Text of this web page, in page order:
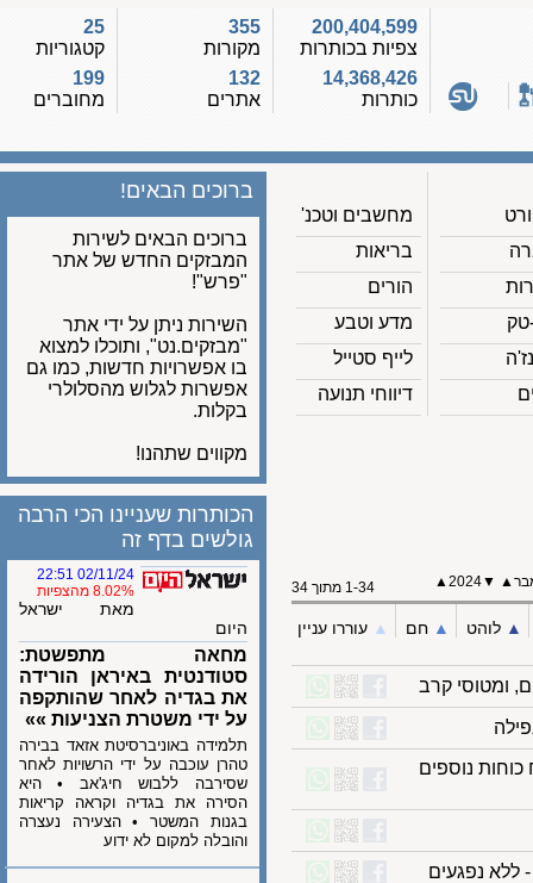
200,404,599
צפיות בכותרות
14,368,426
כותרות
355
מקורות
132
אתרים
קטגוריות
199
מחוברים
מחשבים וטכנ'
בריאות
הורים
מדע וטבע
לייף סטייל
דיווחי תנועה
ברוכים הבאים!
ברוכים הבאים לשירות
המבזקים החדש של אתר
"פרש"!
השירות ניתן על ידי אתר
"מבזקים.נט", ותוכלו למצוא
בו אפשרויות חדשות, כמו גם
אפשרות לגלוש מהסלולרי
בקלות.
מקווים שתהנו!
▼
2024
▲ 1-34 מתוך 34
לוהט ▲︎ חם ▲︎ עוררו עניין
נוספים
נפגעים
הכותרות שעניינו הכי הרבה
גולשים בדף זה
02/11/24 22:51
8.02% מהצפיות
מאת ישראל
היום
מחאה מתפשטת:
סטודנטית באיראן הורידה
את בגדיה לאחר שהותקפה
על ידי משטרת הצניעות »»
תלמידה באוניברסיטת אזאד בבירה
טהרן עוכבה על ידי הרשויות לאחר
שסירבה ללבוש חיג'אב • היא
הסירה את בגדיה וקראה קריאות
בגנות המשטר • הצעירה נעצרה
והובלה למקום לא ידוע